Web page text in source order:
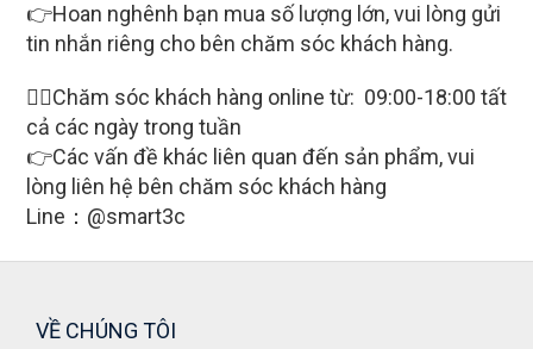
👉Hoan nghênh bạn mua số lượng lớn, vui lòng gửi
tin nhắn riêng cho bên chăm sóc khách hàng.
🙋‍♀Chăm sóc khách hàng online từ: 09:00-18:00 tất
cả các ngày trong tuần
👉Các vấn đề khác liên quan đến sản phẩm, vui
lòng liên hệ bên chăm sóc khách hàng
Line：@smart3c
VỀ CHÚNG TÔI